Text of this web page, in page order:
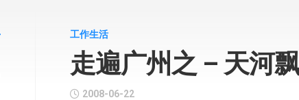
工作生活
走遍广州之 – 天河
2008-06-22